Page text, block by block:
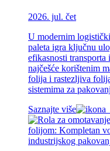
2026. jul. čet
U modernim
paleta igra ključnu
efikasnosti transporta
najčešće korištenim
folija i rastezljiva
sistemima za
Saznajte više